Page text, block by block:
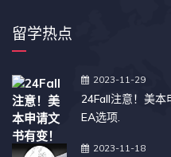
留学热点
2023-11-29
24Fall注意！美
EA选项.
2023-11-18